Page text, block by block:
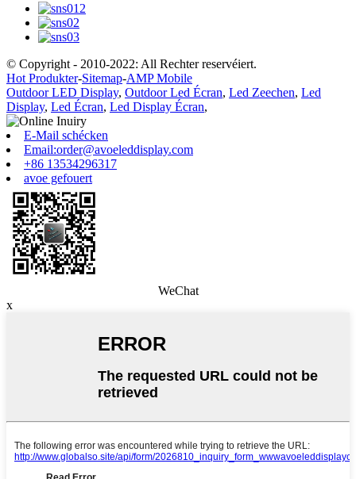
© Copyright - 2010-2022: All Rechter reservéiert.
Hot Produkter-Sitemap-AMP Mobile
Outdoor LED Display, Outdoor Led Écran, Led Zeechen, Led
Display, Led Écran, Led Display Écran,
E-Mail schécken
Email:order@avoeleddisplay.com
+86 13534296317
avoe gefouert
WeChat
x